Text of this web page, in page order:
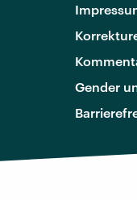
Gender